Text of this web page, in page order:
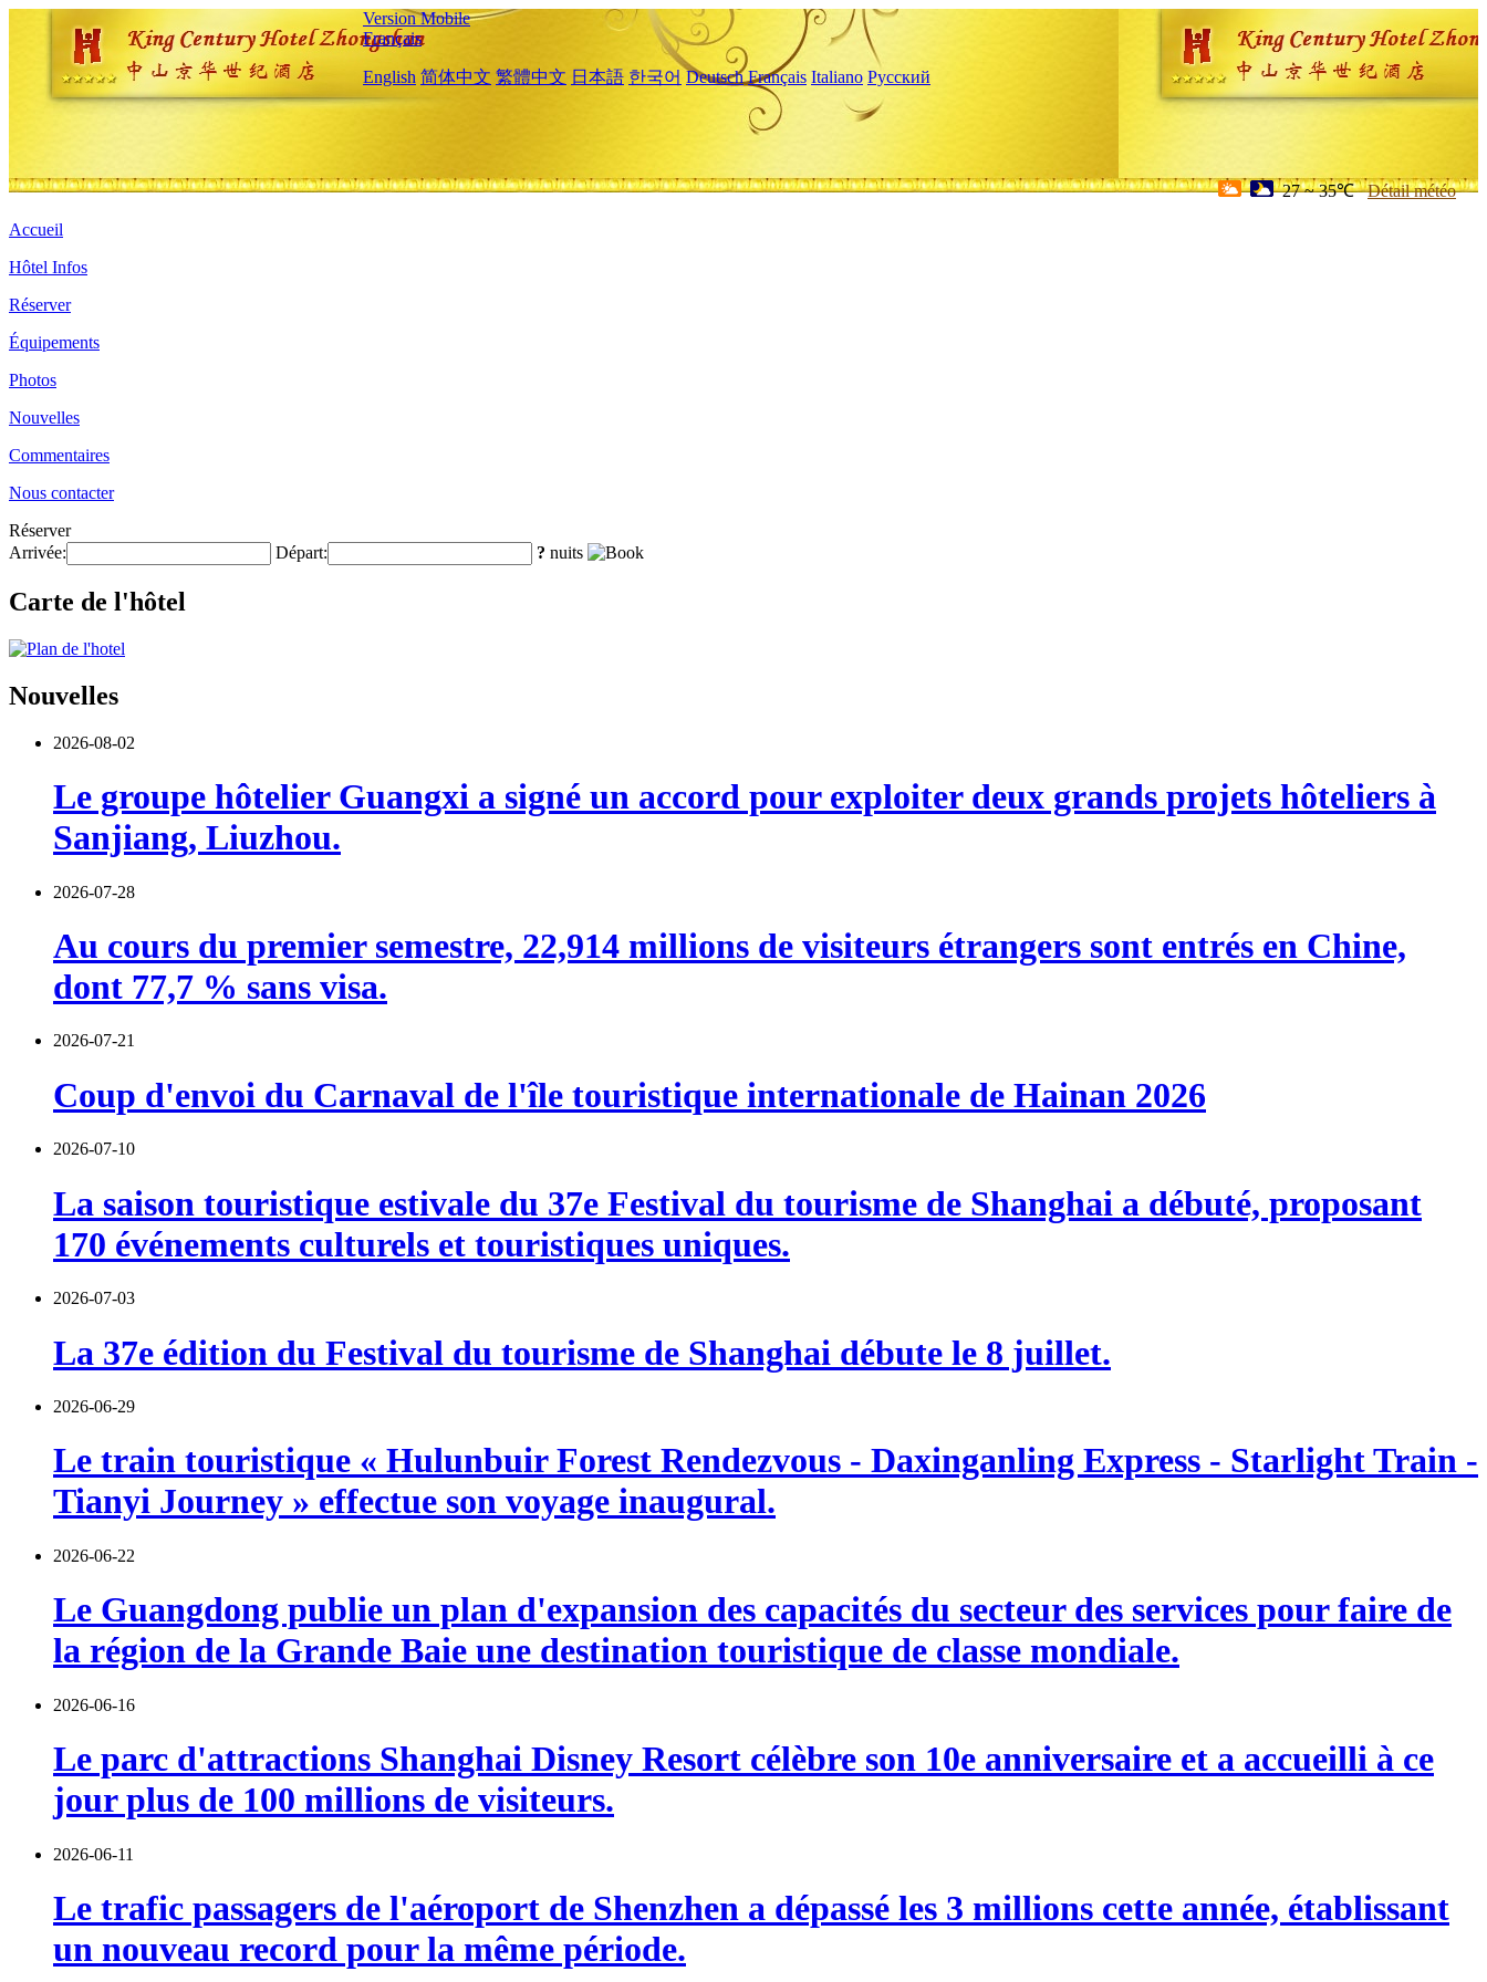
Version Mobile
Français
English 简体中文 繁體中文 日本語 한국어 Deutsch Français Italiano Русский
27 ~ 35℃ Détail météo
Accueil
Hôtel Infos
Réserver
Équipements
Photos
Nouvelles
Commentaires
Nous contacter
Réserver
Arrivée:
Départ: ? nuits
Carte de l'hôtel
Nouvelles
2026-08-02
Le groupe hôtelier Guangxi a signé un accord pour exploiter deux grands projets hôteliers à
Sanjiang, Liuzhou.
2026-07-28
Au cours du premier semestre, 22,914 millions de visiteurs étrangers sont entrés en Chine,
dont 77,7 % sans visa.
2026-07-21
Coup d'envoi du Carnaval de l'île touristique internationale de Hainan 2026
2026-07-10
La saison touristique estivale du 37e Festival du tourisme de Shanghai a débuté, proposant
170 événements culturels et touristiques uniques.
2026-07-03
La 37e édition du Festival du tourisme de Shanghai débute le 8 juillet.
2026-06-29
Le train touristique « Hulunbuir Forest Rendezvous - Daxinganling Express - Starlight Train -
Tianyi Journey » effectue son voyage inaugural.
2026-06-22
Le Guangdong publie un plan d'expansion des capacités du secteur des services pour faire de
la région de la Grande Baie une destination touristique de classe mondiale.
2026-06-16
Le parc d'attractions Shanghai Disney Resort célèbre son 10e anniversaire et a accueilli à ce
jour plus de 100 millions de visiteurs.
2026-06-11
Le trafic passagers de l'aéroport de Shenzhen a dépassé les 3 millions cette année, établissant
un nouveau record pour la même période.